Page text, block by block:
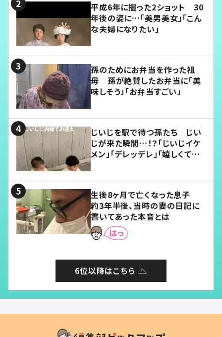
平成6年に撮った2ショット 30
年後の姿に…「美男美女」「こん
な夫婦になりたい」
孫のためにお弁当を作った祖
母 孫が絶賛したお弁当に「美
味しそう」「お弁当すごい」
じいじを駅で待つ孫たち じい
じが来た瞬間…！？「じいじイケ
メン」「デレッデレ」「嬉しくて可
生後8ヶ月で亡くなった息子
約3年半後、当時の妻の日記に
書いてあった本音とは
6位以降はこちら